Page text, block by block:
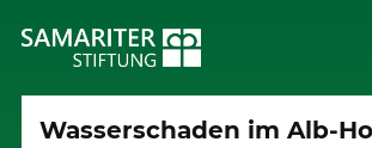
Wasserschaden im Alb-